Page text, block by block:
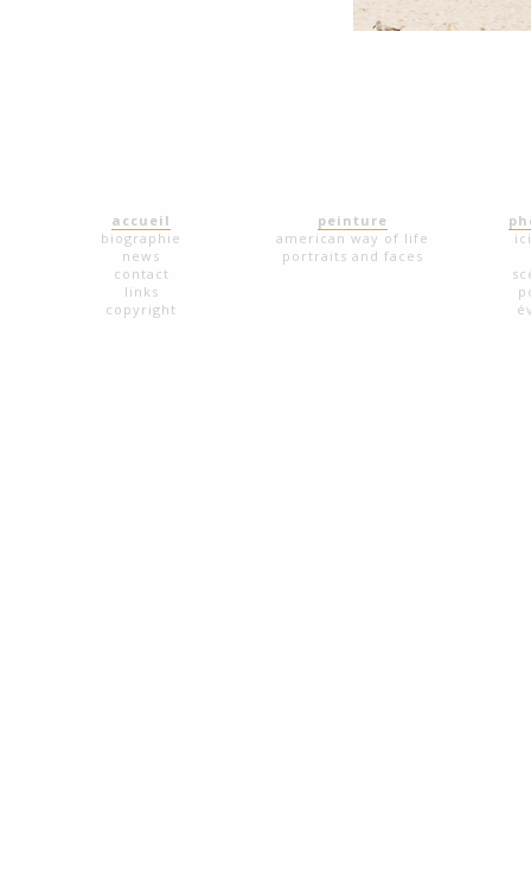
accueil
biographie
news
contact
links
copyright
peinture
american way of life
portraits and faces